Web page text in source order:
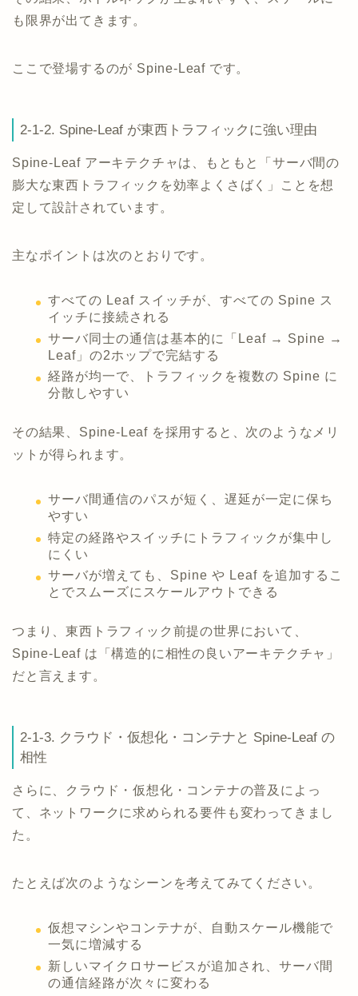
も限界が出てきます。
ここで登場するのが Spine-Leaf です。
2-1-2. Spine-Leaf が東西トラフィックに強い理由
Spine-Leaf アーキテクチャは、もともと「サーバ間の
膨大な東西トラフィックを効率よくさばく」ことを想
定して設計されています。
主なポイントは次のとおりです。
すべての Leaf スイッチが、すべての Spine ス
イッチに接続される
サーバ同士の通信は基本的に「Leaf → Spine →
Leaf」の2ホップで完結する
経路が均一で、トラフィックを複数の Spine に
分散しやすい
その結果、Spine-Leaf を採用すると、次のようなメリ
ットが得られます。
サーバ間通信のパスが短く、遅延が一定に保ち
やすい
特定の経路やスイッチにトラフィックが集中し
にくい
サーバが増えても、Spine や Leaf を追加するこ
とでスムーズにスケールアウトできる
つまり、東西トラフィック前提の世界において、
Spine-Leaf は「構造的に相性の良いアーキテクチャ」
だと言えます。
2-1-3. クラウド・仮想化・コンテナと Spine-Leaf の
相性
さらに、クラウド・仮想化・コンテナの普及によっ
て、ネットワークに求められる要件も変わってきまし
た。
たとえば次のようなシーンを考えてみてください。
仮想マシンやコンテナが、自動スケール機能で
一気に増減する
新しいマイクロサービスが追加され、サーバ間
の通信経路が次々に変わる